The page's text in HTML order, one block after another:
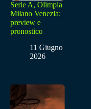
Serie A, Olimpia
Milano Venezia:
preview e
pronostico
11 Giugno
2026